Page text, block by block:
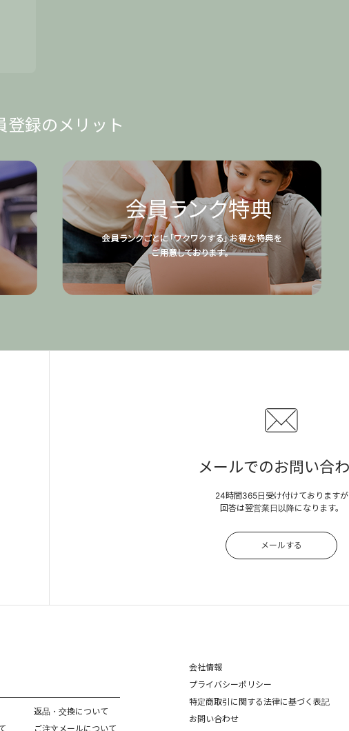
登録のメリット
メールでのお問い合
24時間365日受け付けておりますが
回答は翌営業日以降になります。
メールする
返品・交換について
ご注文メールについて
会社情報
プライバシーポリシー
特定商取引に関する法律に基づく表記
お問い合わせ